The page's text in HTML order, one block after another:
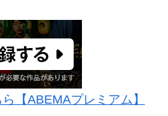
【ABEMAプレミアム】